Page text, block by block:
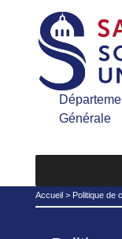
Générale
Accueil> Politique de